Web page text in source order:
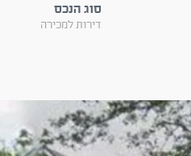
סוג הנכס
דירות למכירה